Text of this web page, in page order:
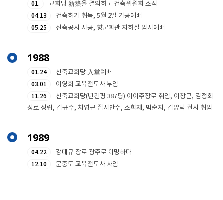
01. 교회당 新築을 결의하고 건축위원회 조직
04.13 건축허가 취득, 5월 2일 기공예배
05.25 신축공사 시공, 향군회관 지하실 임시예배
1988
01.24 신축교회당 入堂예배
03.01 이영희 교육전도사 부임
11.26
신축교회당(년건평 387평) 이이주장로 취임, 이창근, 김정회
장로 장립, 김규수, 차영근 집사안수, 조희재, 박순자, 김양덕 권사 취임
1989
04.22 강대규 장로 광주로 이명하다
12.10 문충도 교육전도사 사임